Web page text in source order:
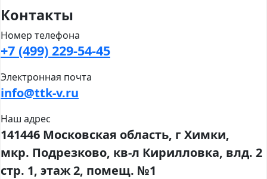
Контакты
Номер телефона
+7 (499) 229-54-45
Электронная почта
info@ttk-v.ru
Наш адрес
141446 Московская область, г Химки,
мкр. Подрезково, кв-л Кирилловка, влд. 2
стр. 1, этаж 2, помещ. №1